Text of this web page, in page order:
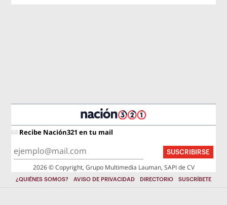
Recibe Nación321 en tu mail
SUSCRIBIRSE
2026 © Copyright, Grupo Multimedia Lauman, SAPI de CV
¿QUIÉNES SOMOS? AVISO DE PRIVACIDAD DIRECTORIO SUSCRÍBETE